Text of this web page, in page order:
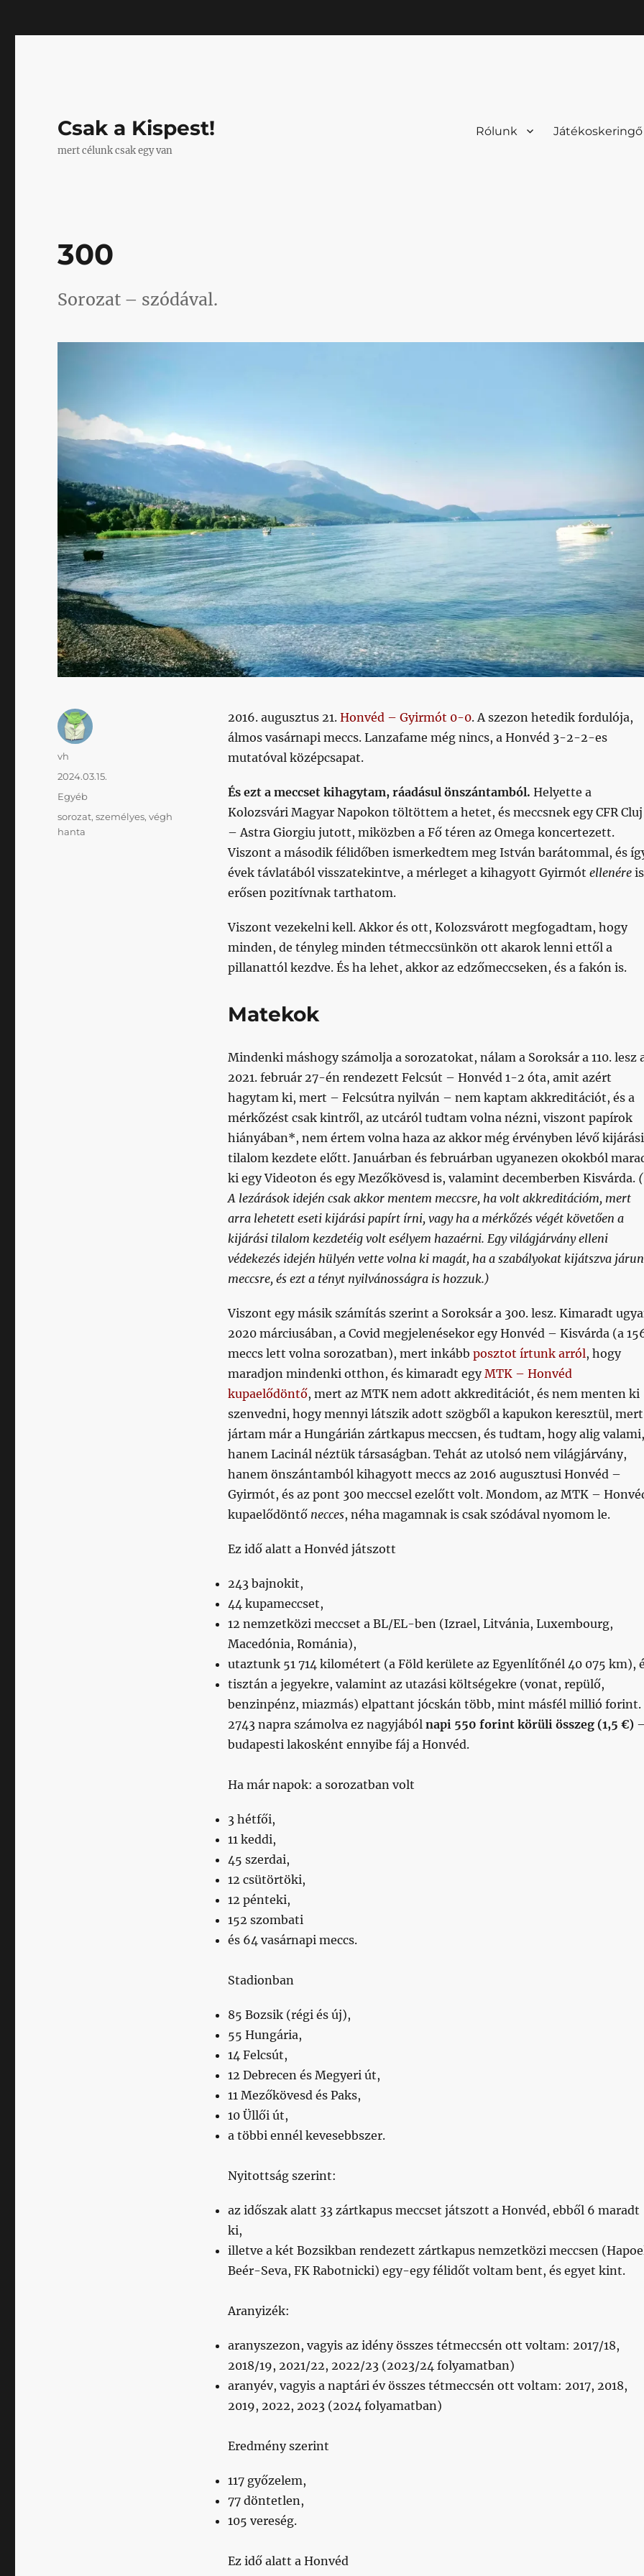
Csak a Kispest!
mert célunk csak egy van
Rólunk Játékoskeringő
300
Sorozat – szódával.
2016. augusztus 21. Honvéd – Gyirmót 0-0. A szezon hetedik fordulója,
álmos vasárnapi meccs. Lanzafame még nincs, a Honvéd 3-2-2-es
mutatóval középcsapat.
És ezt a meccset kihagytam, ráadásul önszántamból. Helyette a
Kolozsvári Magyar Napokon töltöttem a hetet, és meccsnek egy CFR Cluj
– Astra Giorgiu jutott, miközben a Fő téren az Omega koncertezett.
Viszont a második félidőben ismerkedtem meg István barátommal, és
évek távlatából visszatekintve, a mérleget a kihagyott Gyirmót ellenéreis
erősen pozitívnak tarthatom.
Viszont vezekelni kell. Akkor és ott, Kolozsvárott megfogadtam, hogy
minden, de tényleg minden tétmeccsünkön ott akarok lenni ettől a
pillanattól kezdve. És ha lehet, akkor az edzőmeccseken, és a fakón is.
Matekok
Mindenki máshogy számolja a sorozatokat, nálam a Soroksár a 110. lesz
2021. február 27-én rendezett Felcsút – Honvéd 1-2 óta, amit azért
hagytam ki, mert – Felcsútra nyilván – nem kaptam akkreditációt, és a
mérkőzést csak kintről, az utcáról tudtam volna nézni, viszont papírok
hiányában*, nem értem volna haza az akkor még érvényben lévő kijárási
tilalom kezdete előtt. Januárban és februárban ugyanezen okokból
ki egy Videoton és egy Mezőkövesd is, valamint decemberben Kisvárda.
A lezárások idején csak akkor mentem meccsre, ha volt akkreditációm, mert
arra lehetett eseti kijárási papírt írni, vagy ha a mérkőzés végét követően a
kijárási tilalom kezdetéig volt esélyem hazaérni. Egy világjárvány elleni
védekezés idején hülyén vette volna ki magát, ha a szabályokat kijátszva
meccsre, és ezt a tényt nyilvánosságra is hozzuk.)
Viszont egy másik számítás szerint a Soroksár a 300. lesz. Kimaradt
2020 márciusában, a Covid megjelenésekor egy Honvéd – Kisvárda (a
meccs lett volna sorozatban), mert inkább posztot írtunk arról, hogy
maradjon mindenki otthon, és kimaradt egyMTK – Honvéd
kupaelődöntő, mert az MTK nem adott akkreditációt, és nem menten ki
szenvedni, hogy mennyi látszik adott szögből a kapukon keresztül, mert
jártam már a Hungárián zártkapus meccsen, és tudtam, hogy alig valami,
hanem Lacinál néztük társaságban. Tehát az utolsó nem világjárvány,
hanem önszántamból kihagyott meccs az 2016 augusztusi Honvéd –
Gyirmót, és az pont 300 meccsel ezelőtt volt. Mondom, az MTK –
kupaelődöntő necces, néha magamnak is csak szódával nyomom le.
Ez idő alatt a Honvéd játszott
243 bajnokit,
44 kupameccset,
12 nemzetközi meccset a BL/EL-ben (Izrael, Litvánia, Luxembourg,
Macedónia, Románia),
utaztunk 51 714 kilométert (a Föld kerülete az Egyenlítőnél 40 075 km),
tisztán a jegyekre, valamint az utazási költségekre (vonat, repülő,
benzinpénz, miazmás) elpattant jócskán több, mint másfél millió forint.
2743 napra számolva ez nagyjából napi 550 forint körüli összeg (1,5 €)
budapesti lakosként ennyibe fáj a Honvéd.
Ha már napok: a sorozatban volt
3 hétfői,
11 keddi,
45 szerdai,
12 csütörtöki,
12 pénteki,
152 szombati
és 64 vasárnapi meccs.
Stadionban
85 Bozsik (régi és új),
55 Hungária,
14 Felcsút,
12 Debrecen és Megyeri út,
11 Mezőkövesd és Paks,
10 Üllői út,
a többi ennél kevesebbszer.
Nyitottság szerint:
az időszak alatt 33 zártkapus meccset játszott a Honvéd, ebből 6 maradt
ki,
illetve a két Bozsikban rendezett zártkapus nemzetközi meccsen
Beér-Seva, FK Rabotnicki) egy-egy félidőt voltam bent, és egyet kint.
Aranyizék:
aranyszezon, vagyis az idény összes tétmeccsén ott voltam: 2017/18,
2018/19, 2021/22, 2022/23 (2023/24 folyamatban)
aranyév, vagyis a naptári év összes tétmeccsén ott voltam: 2017, 2018,
2019, 2022, 2023 (2024 folyamatban)
Eredmény szerint
117 győzelem,
77 döntetlen,
105 vereség.
Ez idő alatt a Honvéd
Szerző
vh
Közzétéve
2024.03.15.
Kategória
Egyéb
Címke
sorozat,személyes,végh
hanta